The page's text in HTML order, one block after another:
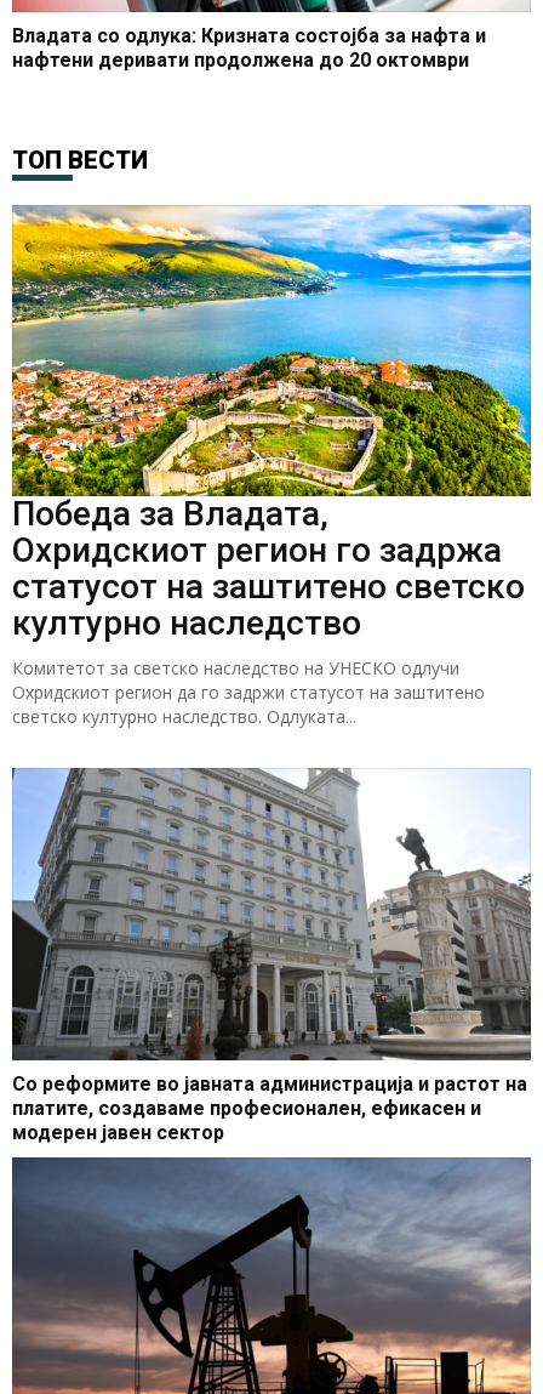
Владата со одлука: Кризната состојба за нафта и
нафтени деривати продолжена до 20 октомври
ТОП ВЕСТИ
Победа за Владата,
Охридскиот регион го задржа
статусот на заштитено светско
културно наследство
Комитетот за светско наследство на УНЕСКО одлучи
Охридскиот регион да го задржи статусот на заштитено
светско културно наследство. Одлуката...
Со реформите во јавната администрација и растот на
платите, создаваме професионален, ефикасен и
модерен јавен сектор